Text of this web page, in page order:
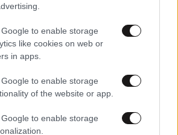
to enable storage
like cookies on web or
in apps.
to enable storage
of the website or app.
to enable storage
θα λάβουν email ή